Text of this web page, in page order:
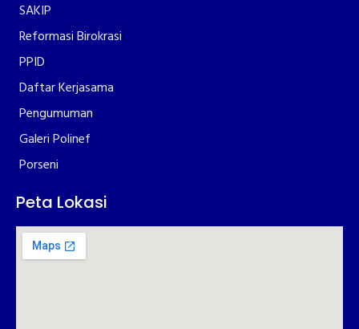
SAKIP
Reformasi Birokrasi
PPID
Daftar Kerjasama
Pengumuman
Galeri Polinef
Porseni
Peta Lokasi